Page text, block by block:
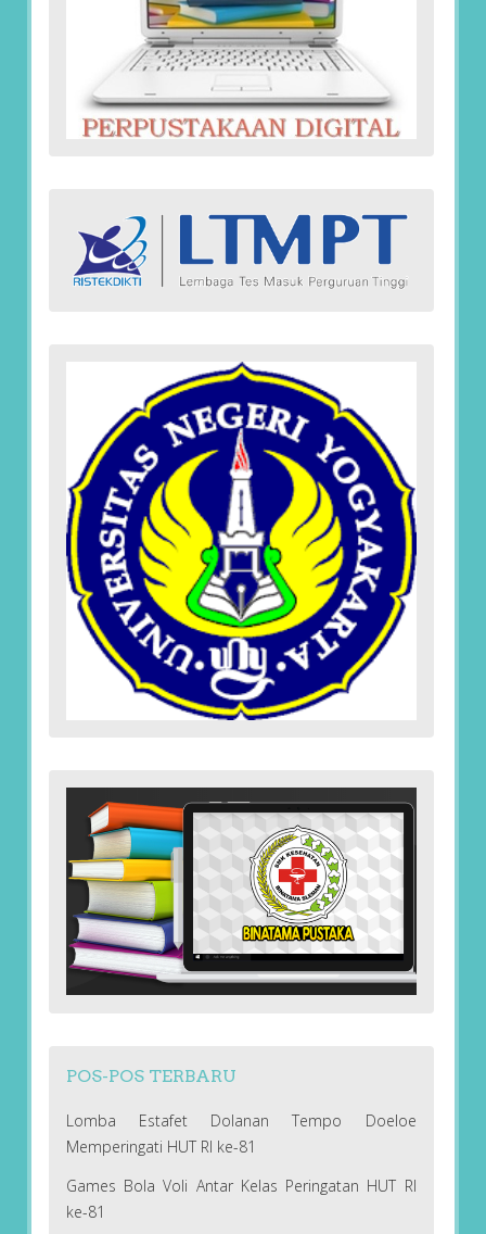
POS-POS TERBARU
Lomba Estafet Dolanan Tempo Doeloe
Memperingati HUT RI ke-81
Games Bola Voli Antar Kelas Peringatan HUT RI
ke-81